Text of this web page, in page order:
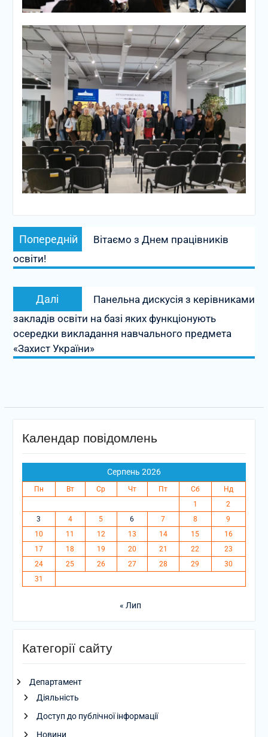
Навігація
записів
Попередній
Попередній
запис:
Вітаємо з Днем працівників
освіти!
Далі
запис:
Панельна дискусія з керівниками
закладів освіти на базі яких функціонують
осередки викладання навчального предмета
«Захист України»
Календар повідомлень
Серпень 2026
Пн Вт Ср Чт Пт Сб
Нд
1
2
3
4 5 6 7 8
9
10
11 12 13 14 15
16
17
18 19 20 21 22
23
24
25 26 27 28 29
30
31
« Лип
Категорії сайту
Департамент
Діяльність
Доступ до публічної інформації
Новини